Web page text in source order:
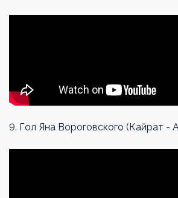
9. Гол Яна Вороговского (Кайрат -